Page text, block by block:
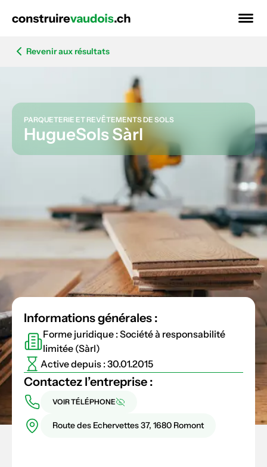
Revenir aux résultats
PARQUETERIE ET REVÊTEMENTS DE SOLS
HugueSols Sàrl
Informations générales :
Forme juridique : Société à responsabilité
limitée (Sàrl)
Active depuis : 30.01.2015
Contactez l’entreprise :
VOIR TÉLÉPHONE
Route des Echervettes 37, 1680 Romont